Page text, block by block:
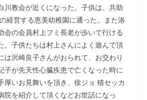
川教会が近くになった。子供は、共助
経営する恵美幼稚園に通った。また洛
会の会員村上フミ長老が歩いて行ける
。子供たちは村上さんによく遊んで頂
は沢崎良子さんがおられて、お交わり
子が先天性心臓疾患で亡くなった時に
厚いお見舞いを頂き、徐ジョ 積セッカ
院を紹介して頂くなどお世話になっ